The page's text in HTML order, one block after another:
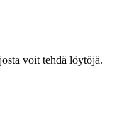
voit tehdä löytöjä.